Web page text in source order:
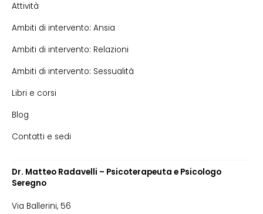
Attività
Ambiti di intervento: Ansia
Ambiti di intervento: Relazioni
Ambiti di intervento: Sessualità
Libri e corsi
Blog
Contatti e sedi
Dr. Matteo Radavelli – Psicoterapeuta e Psicologo
Seregno
Via Ballerini, 56